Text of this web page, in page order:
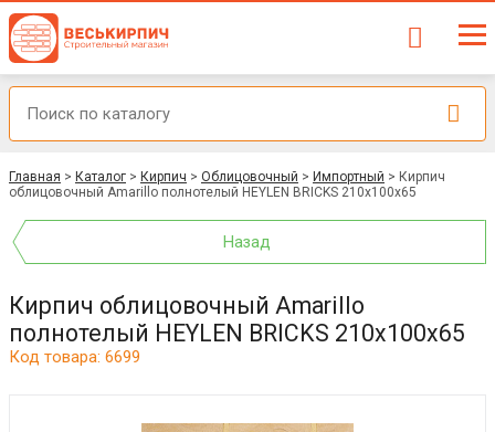
Главная > Каталог > Кирпич > Облицовочный > Импортный > Кирпич
облицовочный Amarillo полнотелый HEYLEN BRICKS 210x100x65
Назад
Кирпич облицовочный Amarillo
полнотелый HEYLEN BRICKS 210x100x65
Код товара: 6699